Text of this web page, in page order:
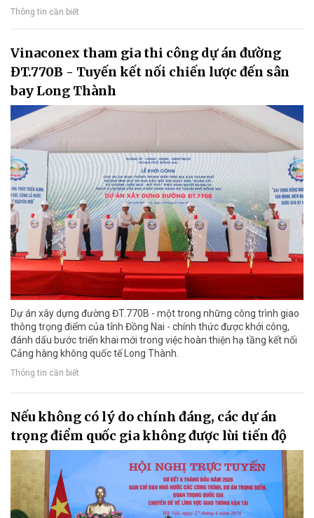
Thông tin cần biết
Vinaconex tham gia thi công dự án đường
ĐT.770B - Tuyến kết nối chiến lược đến sân
bay Long Thành
Dự án xây dựng đường ĐT.770B - một trong những công trình giao
thông trọng điểm của tỉnh Đồng Nai - chính thức được khởi công,
đánh dấu bước triển khai mới trong việc hoàn thiện hạ tầng kết nối
Cảng hàng không quốc tế Long Thành.
Thông tin cần biết
Nếu không có lý do chính đáng, các dự án
trọng điểm quốc gia không được lùi tiến độ